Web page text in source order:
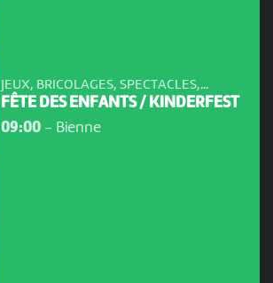
JEUX, BRICOLAGES, SPECTACLES,...
FÊTE DES ENFANTS / KINDERFEST
09:00- Bienne